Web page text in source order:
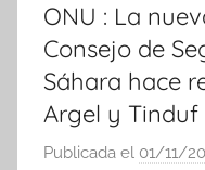
ONU : La
Consejo de
Sáhara hace
Argel y Tinduf
Publicada el 01/11/